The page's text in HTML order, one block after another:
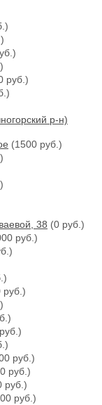
руб.)
р-н)
(1500 руб.)
38 (0 руб.)
руб.)
руб.)
руб.)
руб.)
руб.)
руб.)